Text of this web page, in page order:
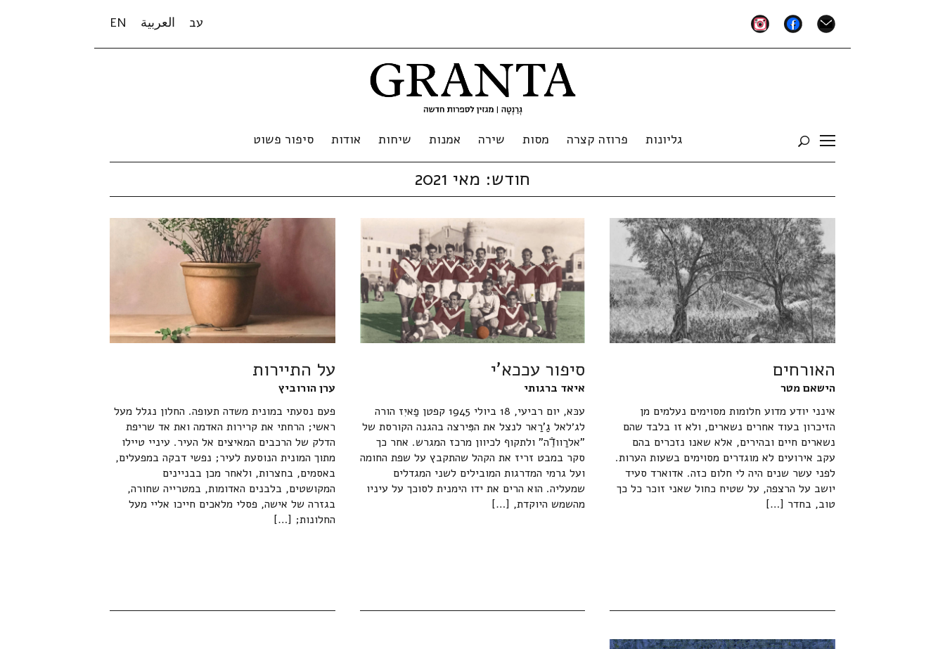
mail
facebook
instagram עב العربية EN
גליונות פרוזה קצרה מסות שירה אמנות שיחות אודות סיפור פשוט Toggle
&
חודש: מאי 2021
האורחים
הישאם מטר
אינני יודע מדוע חלומות מסוימים נעלמים מן
הזיכרון בעוד אחרים נשארים, ולא זו בלבד שהם
נשארים חיים ובהירים, אלא שאנו נזכרים בהם
עקב אירועים לא מוגדרים מסוימים בשעות הערות.
לפני עשר שנים היה לי חלום כזה. אדוארד סעיד
יושב על הרצפה, על שטיח כחול שאני זוכר כל כך
טוב, בחדר […]
סיפור עככא'י
איאד ברגותי
עכּא, יום רביעי, 18 ביולי 1945 קפטן פַאיִז הורה
לג׳לאל גַ'רַאר לנצל את הפִּירצה בהגנה הקורסת של
"אלרַוודַֿה" ולתקוף לכיוון מרכז המגרש. אחר כך
סקר במבט זריז את הקהל שהתקבץ על שפת החומה
ועל גרמי המדרגות המובילים לשני המגדלים
שמעליה. הוא הרים את ידו הימנית לסוכך על עיניו
מהשמש היוקדת, […]
על התיירות
ערן הורוביץ
פעם נסעתי במונית משדה תעופה. החלון נגלל מעל
ראשי; הרחתי את קרירות האדמה ואת אד שריפת
הדלק של הרכבים המאיצים אל העיר. עיניי טיילו
מתוך המונית הנוסעת לעיר; נפשי דבקה במפעלים,
באסמים, בחצרות, ולאחר מכן בבניינים
המקושטים, בלבנים האדומות, במטרייה שחורה,
בגזרה של אישה, פסלי מלאכים חייכו אליי מעל
החלונות; […]